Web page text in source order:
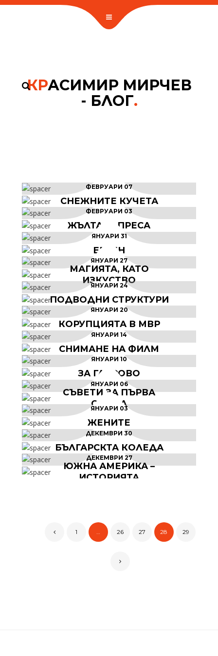
КРАСИМИР МИРЧЕВ
- БЛОГ.
СНЕЖНИТЕ КУЧЕТА
БЪРБОРИНИ
ФЕВРУАРИ 07
ЖЪЛТАТА ПРЕСА
БЪРБОРИНИ
ФЕВРУАРИ 03
ЕРГЕН
БЪРБОРИНИ
ЯНУАРИ 31
МАГИЯТА, КАТО
ИЗКУСТВО
БЪРБОРИНИ
ЯНУАРИ 27
ПОДВОДНИ СТРУКТУРИ
БЪРБОРИНИ
ЯНУАРИ 24
КОРУПЦИЯТА В МВР
БЪРБОРИНИ
ЯНУАРИ 20
СНИМАНЕ НА ФИЛМ
БЪРБОРИНИ
ЯНУАРИ 14
ЗА ГАБРОВО
БЪРБОРИНИ
ЯНУАРИ 10
СЪВЕТИ ЗА ПЪРВА
СРЕЩА
БЪРБОРИНИ
ЯНУАРИ 06
ЖЕНИТЕ
БЪРБОРИНИ
ЯНУАРИ 03
БЪЛГАРСКТА КОЛЕДА
БЪРБОРИНИ
ДЕКЕМВРИ 30
ЮЖНА АМЕРИКА –
ИСТОРИЯТА
ДЕКЕМВРИ 27
1 … 26 27 28 29